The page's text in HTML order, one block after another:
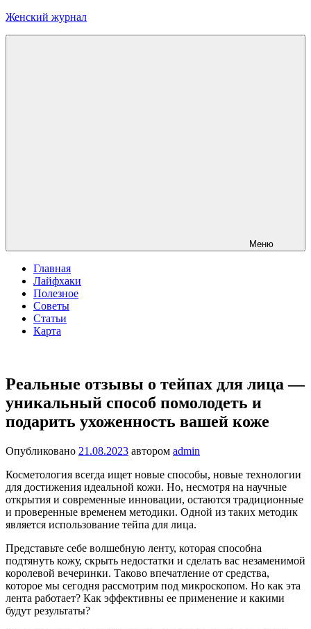
Перейти
Женский журнал
Меню
Главная
Лайфхаки
Полезное
Советы
Статьи
Карта
Реальные отзывы о тейпах для лица —
уникальный способ помолодеть и
подарить ухоженность вашей коже
Опубликовано 21.08.2023 автором admin
Косметология всегда ищет новые способы, новые технологии
для достижения идеальной кожи. Но, несмотря на научные
открытия и современные инновации, остаются традиционные
и проверенные временем методики. Одной из таких методик
является использование тейпа для лица.
Представьте себе волшебную ленту, которая способна
подтянуть кожу, скрыть недостатки и сделать вас незаменимой
королевой вечеринки. Таково впечатление от средства,
которое мы сегодня рассмотрим под микроскопом. Но как эта
лента работает? Как эффективны ее применение и какими
будут результаты?